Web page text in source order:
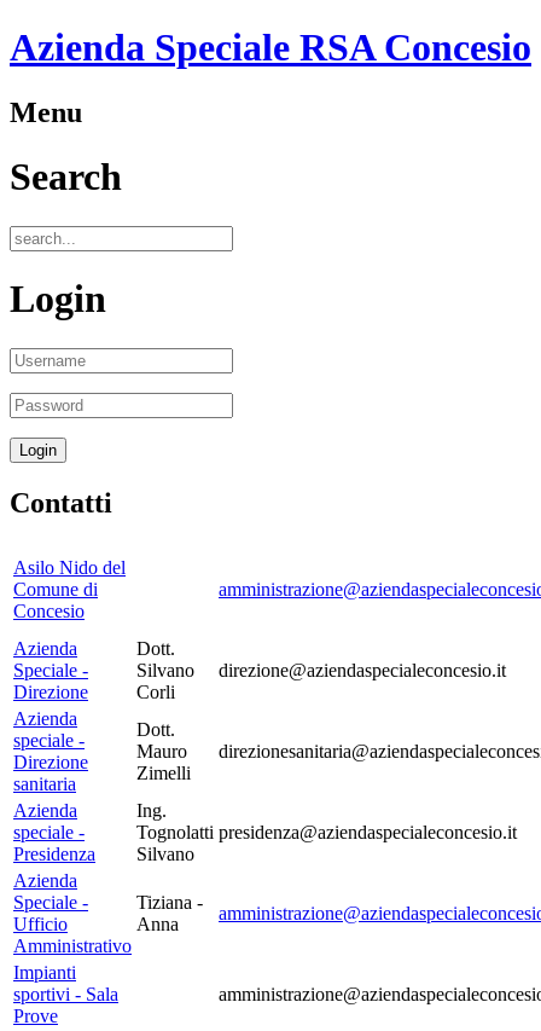
Azienda Speciale RSA Concesio
Menu
Search
Login
Contatti
Asilo Nido del
Comune di
Concesio
Azienda
Speciale -
Direzione
Dott.
Silvano
Corli
direzione@aziendaspecialeconcesio.it
Azienda
speciale -
Direzione
sanitaria
Dott.
Mauro
Zimelli
Azienda
speciale -
Presidenza
Ing.
Tognolatti
Silvano
presidenza@aziendaspecialeconcesio.it
Azienda
Speciale -
Ufficio
Amministrativo
Tiziana -
Anna
Impianti
sportivi - Sala
Prove